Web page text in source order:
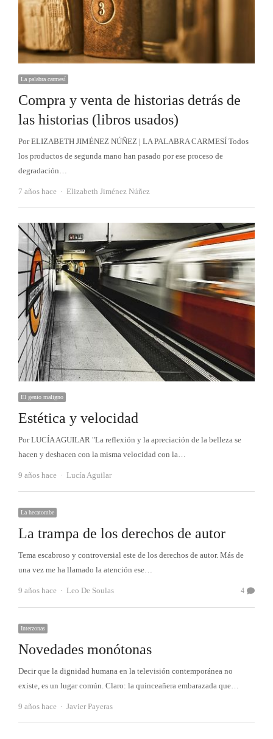
La palabra carmesí
Compra y venta de historias detrás de
las historias (libros usados)
Por ELIZABETH JIMÉNEZ NÚÑEZ | LA PALABRA CARMESÍ Todos
los productos de segunda mano han pasado por ese proceso de
degradación…
7 años hace Autor
Elizabeth Jiménez Núñez
El genio maligno
Estética y velocidad
Por LUCÍA AGUILAR "La reflexión y la apreciación de la belleza se
hacen y deshacen con la misma velocidad con la…
9 años hace Autor
Lucía Aguilar
La hecatombe
La trampa de los derechos de autor
Tema escabroso y controversial este de los derechos de autor. Más de
una vez me ha llamado la atención ese…
9 años hace Autor
Leo De Soulas 4
Interzonas
Novedades monótonas
Decir que la dignidad humana en la televisión contemporánea no
existe, es un lugar común. Claro: la quinceañera embarazada que…
9 años hace Autor
Javier Payeras